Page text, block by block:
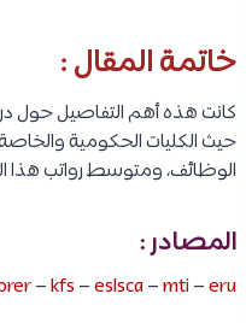
خاتمة المقال :
كانت هذه أهم التفاصيل حول
حيث الكليات الحكومية
الوظائف، ومتوسط رواتب
المصادر :
–kfs –eslsca–mti–eru